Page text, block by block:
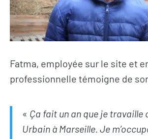
Fatma, employée sur le site et
professionnelle témoigne de
« Ça fait un an que je travaille
Urbain à Marseille. Je